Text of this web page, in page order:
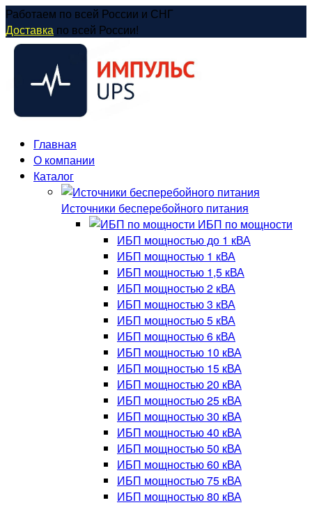
Перейти
к
содержанию
Работаем по всей России и СНГ
Доставка по всей России!
Главная
О компании
Каталог
Источники бесперебойного питания
ИБП по мощности
ИБП мощностью до 1 кВА
ИБП мощностью 1 кВА
ИБП мощностью 1,5 кВА
ИБП мощностью 2 кВА
ИБП мощностью 3 кВА
ИБП мощностью 5 кВА
ИБП мощностью 6 кВА
ИБП мощностью 10 кВА
ИБП мощностью 15 кВА
ИБП мощностью 20 кВА
ИБП мощностью 25 кВА
ИБП мощностью 30 кВА
ИБП мощностью 40 кВА
ИБП мощностью 50 кВА
ИБП мощностью 60 кВА
ИБП мощностью 75 кВА
ИБП мощностью 80 кВА